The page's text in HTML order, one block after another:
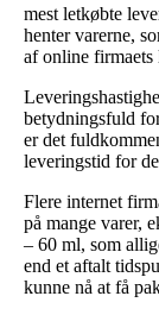
mest letkøbte
henter varerne,
af online firmaets
betydningsfuld
er det
leveringstid for
Flere internet
på mange varer,
– 60 ml, som
end et aftalt
kunne nå at få